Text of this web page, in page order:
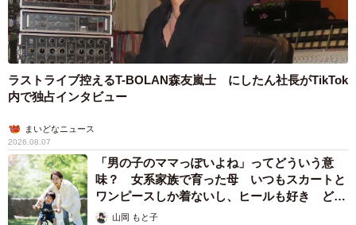
ラストライブ控えるT-BOLAN森友嵐士 にしたん社長がTikTok
内で独占インタビュー
まいどなニュース
2026.08.07
「男の子のママっぽいよね」ってどういう意
味？ 女系家族で育った母 いつもスカートと
ワンピースしか着ないし、ヒールも好き どの
へんが…
山岡 もと子